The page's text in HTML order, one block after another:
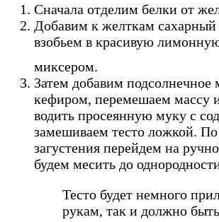
Сначала отделим белки от
Добавим к желткам сахарный
взобьем в красивую
миксером.
Затем добавим подсолнечное
кефиром, перемешаем массу
водить просеянную муку с
замешиваем тесто ложкой. По
загустения перейдем на
будем месить до
Тесто будет немного
рукам, так и должно